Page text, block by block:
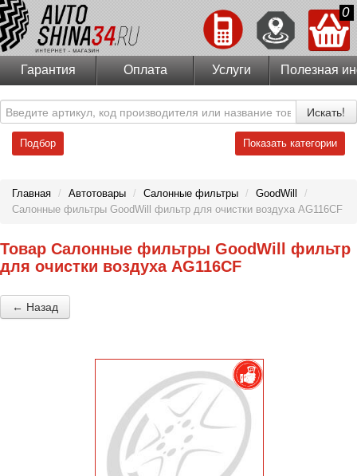
0
Гарантия Оплата Услуги Полезная
Искать!
Подбор Показать категории
Главная / Автотовары / Салонные фильтры / GoodWill
/
Салонные фильтры GoodWill фильтр для очистки воздуха AG116CF
Товар Салонные фильтры GoodWill фильтр
для очистки воздуха AG116CF
← Назад